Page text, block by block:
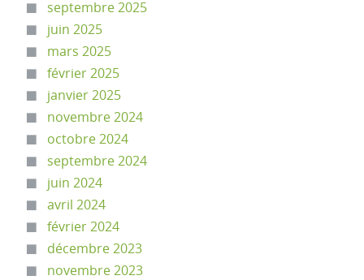
septembre 2025
juin 2025
mars 2025
février 2025
janvier 2025
novembre 2024
octobre 2024
septembre 2024
juin 2024
avril 2024
février 2024
décembre 2023
novembre 2023